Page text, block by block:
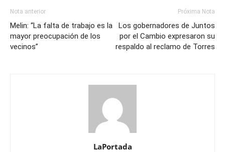
Nota anterior
Melin: “La falta de trabajo es la
mayor preocupación de los
vecinos”
Próxima Nota
Los gobernadores de Juntos
por el Cambio expresaron su
respaldo al reclamo de Torres
LaPortada